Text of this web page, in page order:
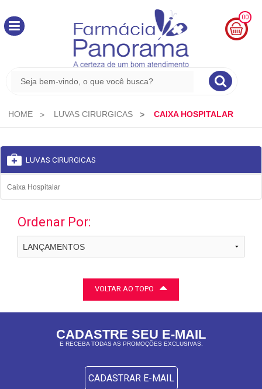
00
0,00
HOME LUVAS CIRURGICAS CAIXA HOSPITALAR
LUVAS CIRURGICAS
Caixa Hospitalar
Ordenar Por:
VOLTAR AO TOPO
CADASTRE SEU E-MAIL
E RECEBA TODAS AS PROMOÇÕES EXCLUSIVAS.
CADASTRAR E-MAIL